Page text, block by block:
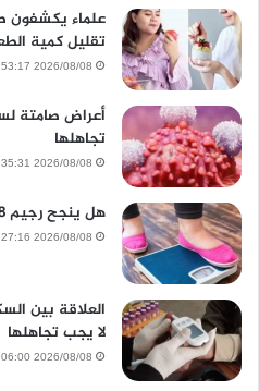
علماء يكشفون
تقليل كمية
2026/08/08 7:53:17 مساءً
أعراض صامتة
تجاهلها
2026/08/08 7:35:31 مساءً
هل ينجح رجيم 16:8 فعلًا في حرق الدهون؟
2026/08/08 7:27:16 مساءً
لا يجب تجاهلها
2026/08/08 7:06:00 مساءً